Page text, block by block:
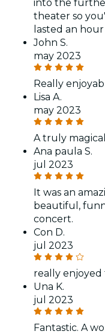
into the
theater so
lasted an
John S.
may 2023
Really
Lisa A.
may 2023
A truly
Ana paula S.
jul 2023
It was an
beautiful,
concert.
Con D.
jul 2023
really
Una K.
jul 2023
Fantastic. A